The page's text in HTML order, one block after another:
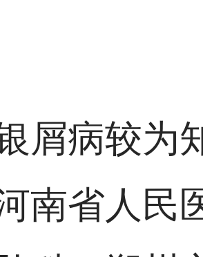
屑病较为
南省人民